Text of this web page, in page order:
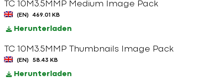
TC 10M3.5MMP Medium Image Pack
(EN) 469.01 KB
Herunterladen
TC 10M3.5MMP Thumbnails Image Pack
(EN) 58.43 KB
Herunterladen